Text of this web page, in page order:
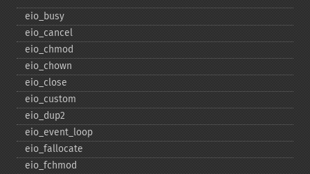
eio_​busy
eio_​cancel
eio_​chmod
eio_​chown
eio_​close
eio_​custom
eio_​dup2
eio_​event_​loop
eio_​fallocate
eio_​fchmod